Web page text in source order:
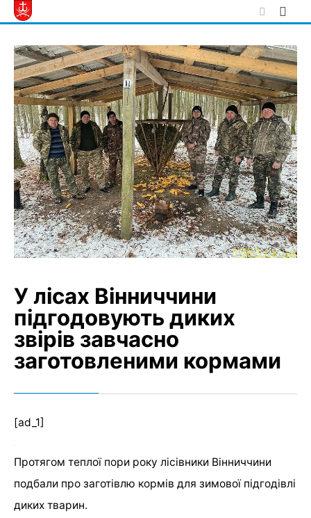
Skip
to
У лісах Вінниччини
підгодовують диких
звірів завчасно
заготовленими кормами
[ad_1]
Протягом теплої пори року лісівники Вінниччини
подбали про заготівлю кормів для зимової підгодівлі
диких тварин.